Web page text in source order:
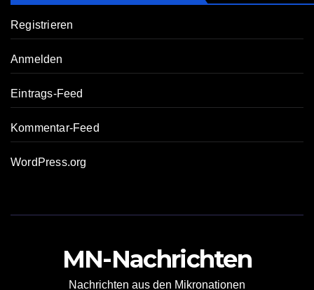
Registrieren
Anmelden
Eintrags-Feed
Kommentar-Feed
WordPress.org
MN-Nachrichten
Nachrichten aus den Mikronationen